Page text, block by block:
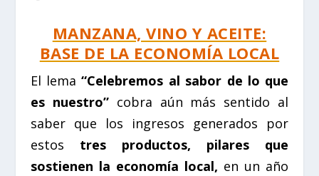
MANZANA, VINO Y ACEITE:
BASE DE LA ECONOMÍA LOCAL
El lema“Celebremos al sabor de lo que
es nuestro”cobra aún más sentido al
saber que los ingresos generados por
estos tres productos, pilares que
sostienen la economía local, en un año